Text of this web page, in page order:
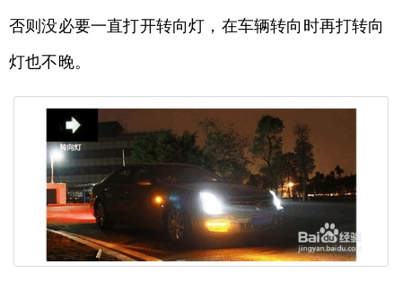
否则没必要一直打开转向灯，在车辆转向时再打转向
灯也不晚。